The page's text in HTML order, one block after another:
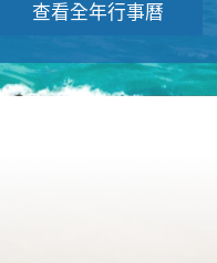
查看全年行事曆